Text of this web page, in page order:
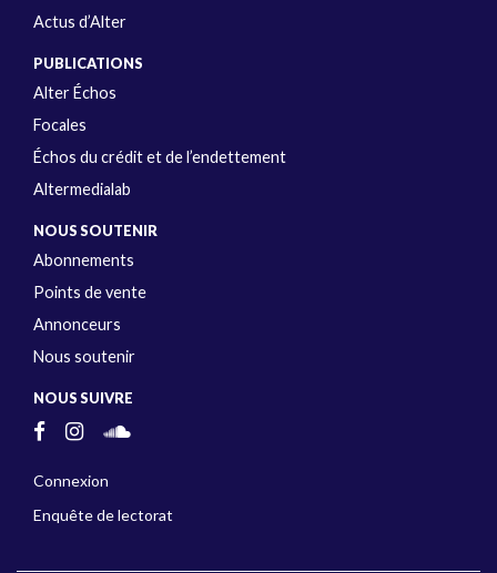
Actus d’Alter
PUBLICATIONS
Alter Échos
Focales
Échos du crédit et de l’endettement
Altermedialab
NOUS SOUTENIR
Abonnements
Points de vente
Annonceurs
Nous soutenir
NOUS SUIVRE
Connexion
Enquête de lectorat